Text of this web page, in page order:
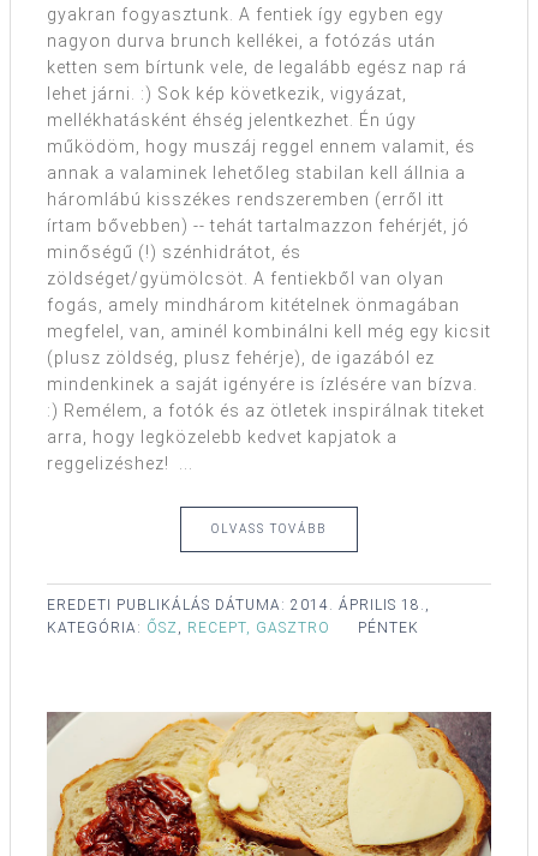
gyakran fogyasztunk. A fentiek így egyben egy
nagyon durva brunch kellékei, a fotózás után
ketten sem bírtunk vele, de legalább egész nap rá
lehet járni. :) Sok kép következik, vigyázat,
mellékhatásként éhség jelentkezhet. Én úgy
működöm, hogy muszáj reggel ennem valamit, és
annak a valaminek lehetőleg stabilan kell állnia a
háromlábú kisszékes rendszeremben (erről itt
írtam bővebben) -- tehát tartalmazzon fehérjét, jó
minőségű (!) szénhidrátot, és
zöldséget/gyümölcsöt. A fentiekből van olyan
fogás, amely mindhárom kitételnek önmagában
megfelel, van, aminél kombinálni kell még egy kicsit
(plusz zöldség, plusz fehérje), de igazából ez
mindenkinek a saját igényére is ízlésére van bízva.
:) Remélem, a fotók és az ötletek inspirálnak titeket
arra, hogy legközelebb kedvet kapjatok a
reggelizéshez! ...
OLVASS TOVÁBB
EREDETI PUBLIKÁLÁS DÁTUMA: 2014. ÁPRILIS 18.,
PÉNTEK
KATEGÓRIA: ŐSZ, RECEPT, GASZTRO